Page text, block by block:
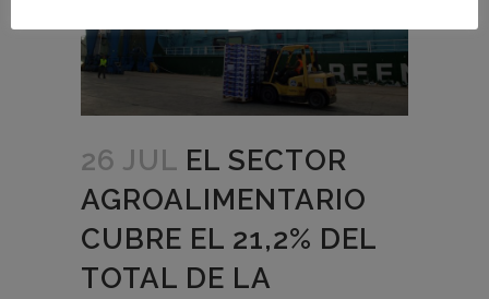
26 JUL EL SECTOR
AGROALIMENTARIO
CUBRE EL 21,2% DEL
TOTAL DE LA